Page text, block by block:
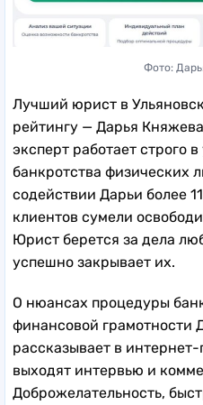
Фото:
Лучший юрист в
рейтингу — Дарья
эксперт работает строго
банкротства физических
содействии Дарьи более
клиентов сумели
Юрист берется за дела
успешно закрывает их.
О нюансах процедуры
финансовой грамотности
рассказывает в
выходят интервью и
Доброжелательность,